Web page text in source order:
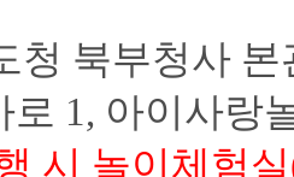
청 북부청사
로 1, 아이사랑
시 놀이체험